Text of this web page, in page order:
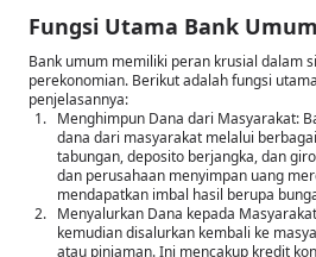
Fungsi Utama Bank Umum
Bank umum memiliki peran krusial dalam
perekonomian. Berikut adalah fungsi
penjelasannya:
Menghimpun Dana dari Masyarakat:
dana dari masyarakat melalui
tabungan, deposito berjangka, dan
dan perusahaan menyimpan uang
mendapatkan imbal hasil berupa
Menyalurkan Dana kepada
kemudian disalurkan kembali ke
atau pinjaman. Ini mencakup kredit